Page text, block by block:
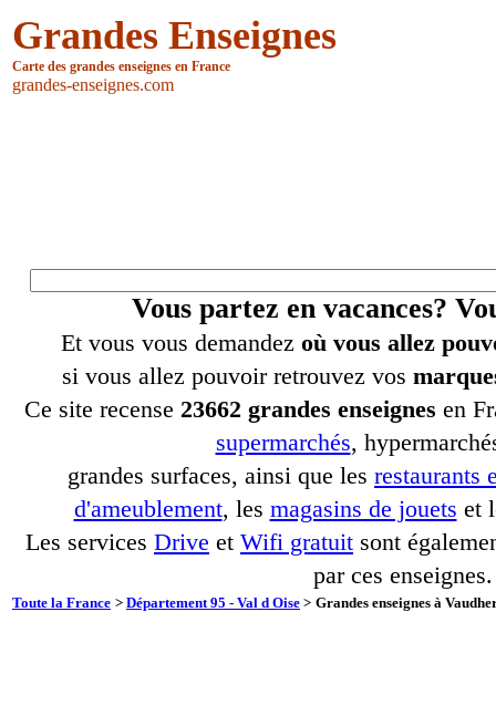
Grandes Enseignes
Carte des grandes enseignes en France
grandes-enseignes.com
Vous partez en vacances?
Et vous vous demandez où vous allez
si vous allez pouvoir retrouvez vos
Ce site recense 23662 grandes enseignes en
supermarchés,
grandes surfaces, ainsi que les restaurants
d'ameublement, les magasins de jouets et
Les services Drive et Wifi gratuit sont
par ces enseignes.
Toute la France > Département 95 - Val d Oise > Grandes enseignes à